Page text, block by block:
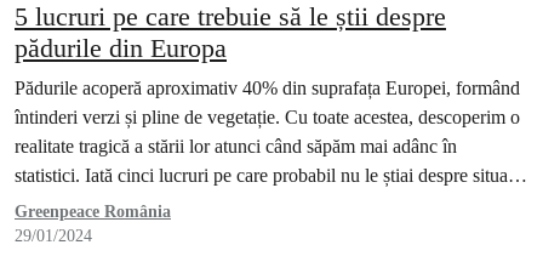
5 lucruri pe care trebuie să le știi despre
pădurile din Europa
Pădurile acoperă aproximativ 40% din suprafața Europei, formând
întinderi verzi și pline de vegetație. Cu toate acestea, descoperim o
realitate tragică a stării lor atunci când săpăm mai adânc în
statistici. Iată cinci lucruri pe care probabil nu le știai despre situația
pădurilor europene.
Greenpeace România
29/01/2024